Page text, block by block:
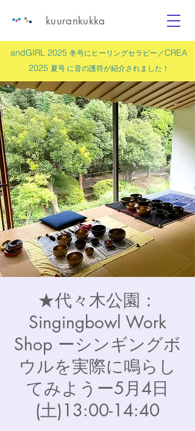
andGIRL 2025 冬号にヒーリングセラピー／CREA
2025 夏号 に音の護符が紹介されました！
kuurankukka
★代々木公園：
Singingbowl Work
Shop ーシンギングボ
ウルを実際に鳴らし
てみようー5月4日
(土)13:00-14:40